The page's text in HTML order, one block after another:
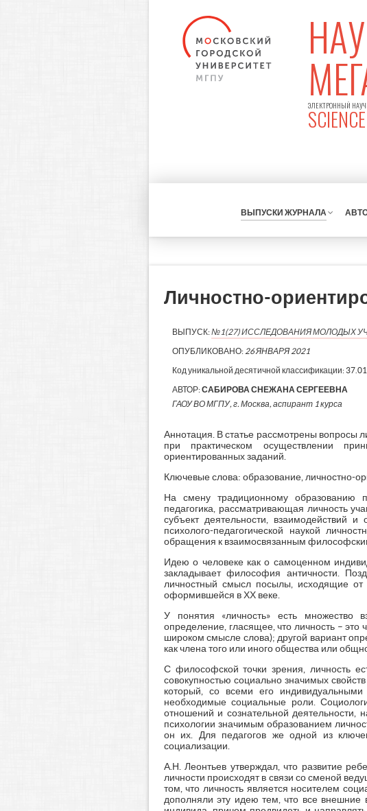
ЭЛЕКТРОННЫЙ
ВЫПУСКИ ЖУРНАЛА
Личностно-
ВЫПУСК:№1(27) ИССЛЕДОВАНИЯ МОЛОДЫХ
ОПУБЛИКОВАНО: 26 ЯНВАРЯ 2021
Код уникальной десятичной классификации:
АВТОР:САБИРОВА СНЕЖАНА СЕРГЕЕВНА
ГАОУ ВО МГПУ, г. Москва, аспирант 1 курса
Аннотация. В статье рассмотрены вопросы
при практическом осуществлении
ориентированных заданий.
Ключевые слова: образование, личностно-
На смену традиционному образованию
педагогика, рассматривающая личность
субъект деятельности, взаимодействий
психолого-педагогической наукой
обращения к взаимосвязанным
Идею о человеке как о самоценном
закладывает философия античности.
личностный смысл посылы, исходящие
оформившейся в ХХ веке.
У понятия «личность» есть множество
определение, гласящее, что личность – это
широком смысле слова); другой вариант
как члена того или иного общества или
С философской точки зрения, личность
совокупностью социально значимых
который, со всеми его
необходимые социальные роли.
отношений и сознательной деятельности,
психологии значимым образованием
он их. Для педагогов же одной из
социализации.
А.Н. Леонтьев утверждал, что развитие
личности происходят в связи со сменой
том, что личность является носителем
дополняли эту идею тем, что все внешние